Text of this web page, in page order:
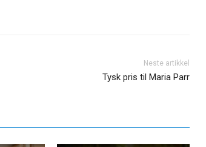
Neste artikkel
Tysk pris til Maria Parr